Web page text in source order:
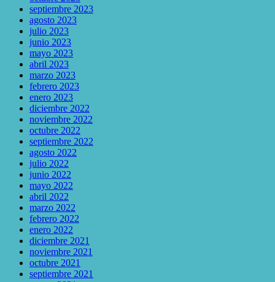
septiembre 2023
agosto 2023
julio 2023
junio 2023
mayo 2023
abril 2023
marzo 2023
febrero 2023
enero 2023
diciembre 2022
noviembre 2022
octubre 2022
septiembre 2022
agosto 2022
julio 2022
junio 2022
mayo 2022
abril 2022
marzo 2022
febrero 2022
enero 2022
diciembre 2021
noviembre 2021
octubre 2021
septiembre 2021